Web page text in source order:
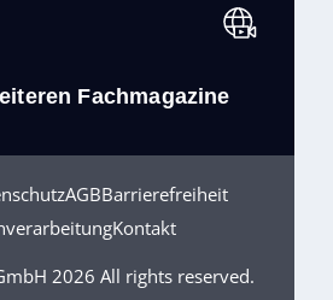
Fachmagazine
AGBBarrierefreiheit
Kontakt
2026 All rights reserved.